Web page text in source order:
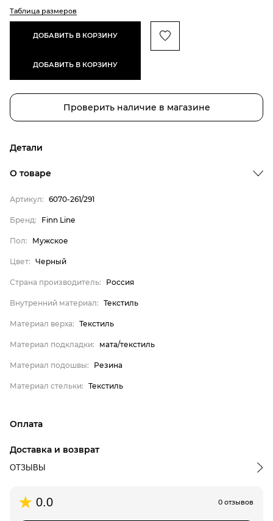
Таблица размеров
ДОБАВИТЬ В КОРЗИНУ
ДОБАВИТЬ В КОРЗИНУ
Проверить наличие в магазине
Детали
Бренд
Пол
Цвет
Страна производитель
мата/текстиль
О товаре
Артикул: 6070-261/291
Бренд: Finn Line
Пол: Мужское
Цвет: Черный
Страна производитель: Россия
Внутренний материал: Текстиль
Материал верха: Текстиль
Материал подкладки: мата/текстиль
Материал подошвы: Резина
Материал стельки: Текстиль
Оплата
магазина
Доставка и возврат
срок доставки: 3-4 дня, следующих после дня подтверждения
ОТЗЫВЫ
0.0 0 отзывов